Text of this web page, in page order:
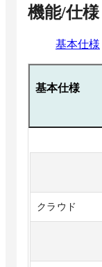
機能/仕様
基本仕様
基本仕様
クラウド